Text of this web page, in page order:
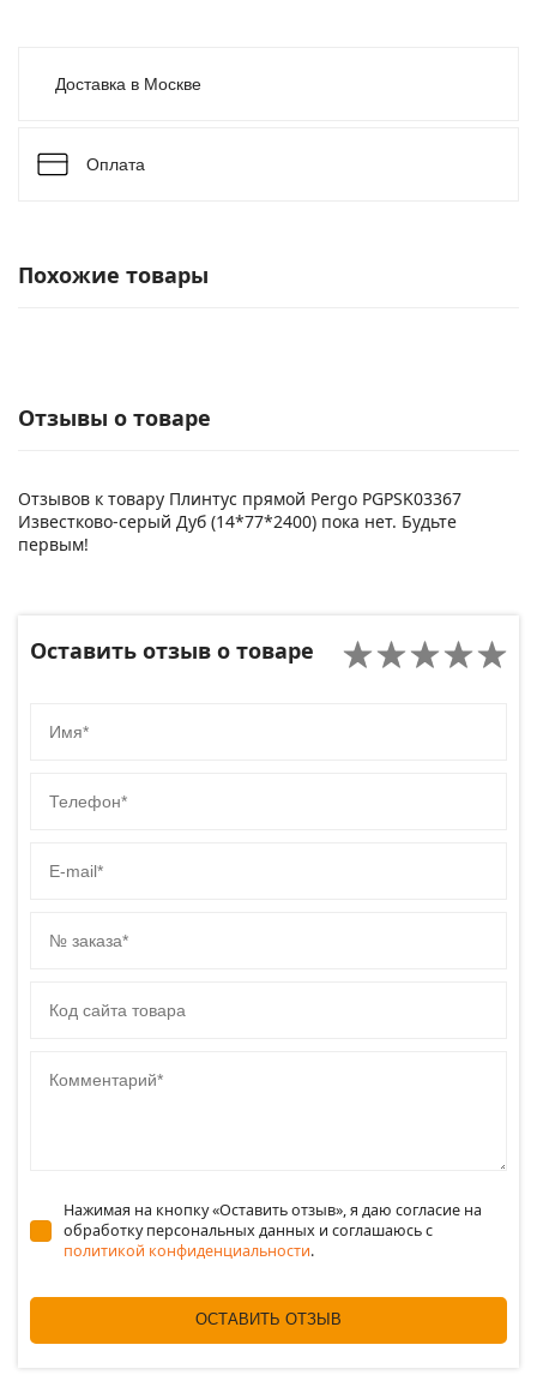
Доставка в Москве
Оплата
Похожие товары
Отзывы о товаре
Отзывов к товару Плинтус прямой Pergo PGPSK03367
Известково-серый Дуб (14*77*2400) пока нет. Будьте
первым!
Оставить отзыв о товаре
Нажимая на кнопку «Оставить отзыв», я даю согласие на
обработку персональных данных и соглашаюсь c
политикой конфиденциальности.
ОСТАВИТЬ ОТЗЫВ